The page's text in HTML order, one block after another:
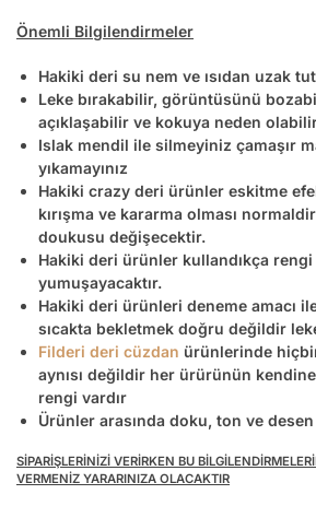
Önemli Bilgilendirmeler
Hakiki deri su nem ve ısıdan uzak
Leke bırakabilir, görüntüsünü
açıklaşabilir ve kokuya neden
Islak mendil ile silmeyiniz çamaşır
yıkamayınız
Hakiki crazy deri ürünler eskitme
kırışma ve kararma olması
doukusu değişecektir.
Hakiki deri ürünler kullandıkça
yumuşayacaktır.
Hakiki deri ürünleri deneme amacı
sıcakta bekletmek doğru değildir
Filderi deri cüzdan ürünlerinde
aynısı değildir her ürürünün
rengi vardır
Ürünler arasında doku, ton ve desen
SİPARİŞLERİNİZİ VERİRKEN BU
VERMENİZ YARARINIZA OLACAKTIR